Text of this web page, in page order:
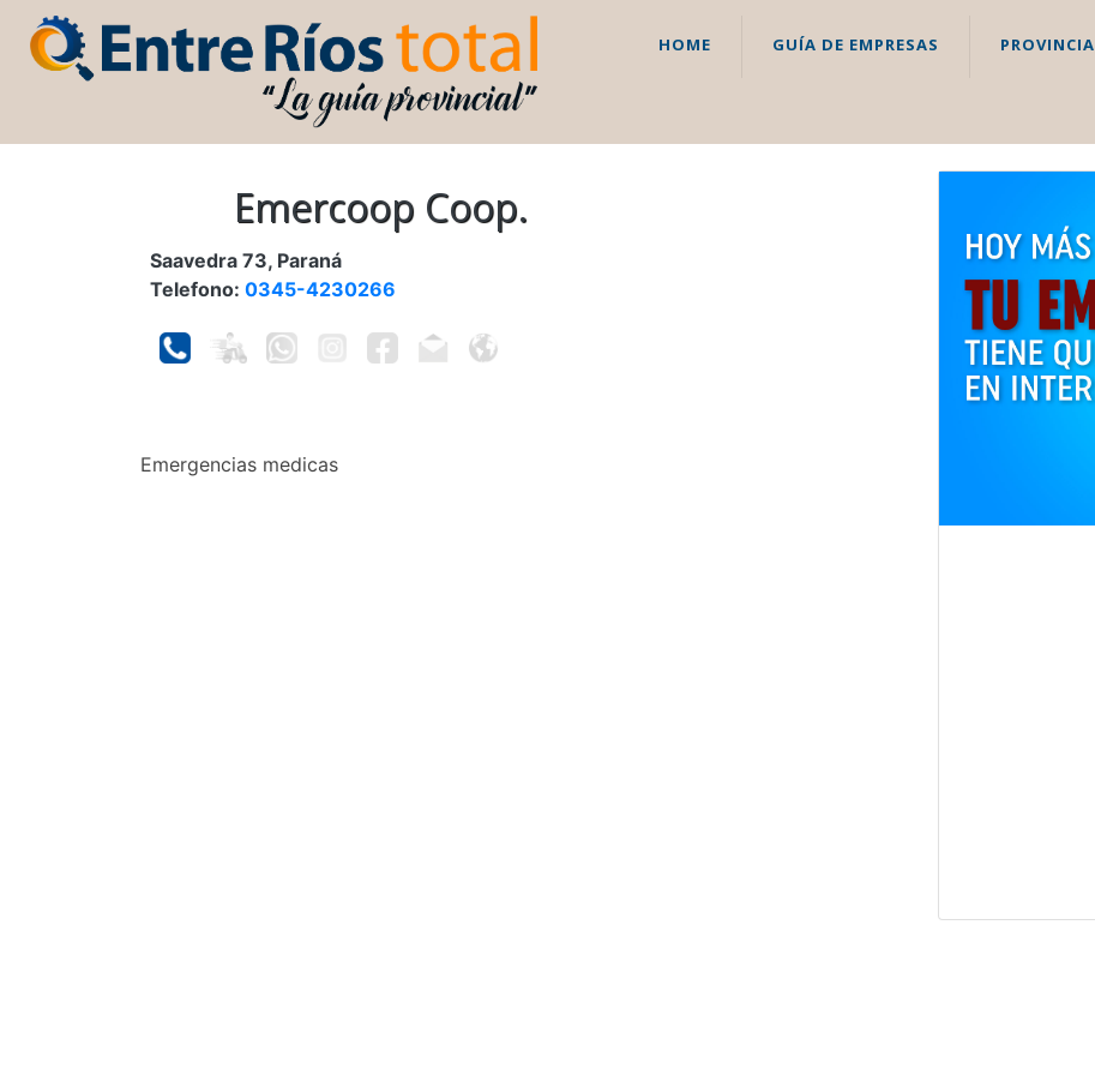
HOME GUÍA DE EMPRESAS PROVINCIA
Emercoop Coop.
Saavedra 73, Paraná
Telefono: 0345-4230266
Emergencias medicas